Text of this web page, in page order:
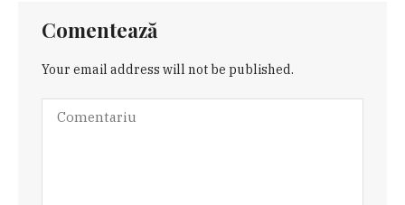
Comentează
Your email address will not be published.